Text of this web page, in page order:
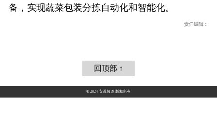
备，实现蔬菜包装分拣自动化和智能化。
责任编辑：
回顶部 ↑
© 2024 安溪频道 版权所有